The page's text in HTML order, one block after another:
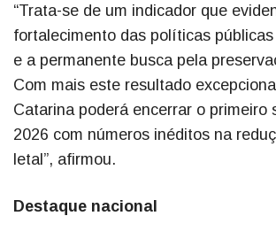
“Trata-se de um indicador que
fortalecimento das políticas
e a permanente busca pela
Com mais este resultado
Catarina poderá encerrar o primeiro
2026 com números inéditos na
letal”, afirmou.
Destaque nacional